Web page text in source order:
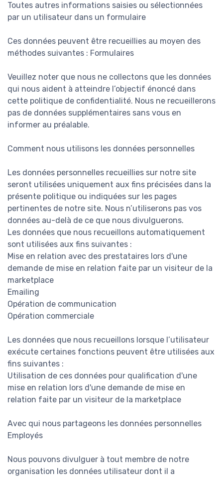
Toutes autres informations saisies ou sélectionnées
par un utilisateur dans un formulaire
Ces données peuvent être recueillies au moyen des
méthodes suivantes : Formulaires
Veuillez noter que nous ne collectons que les données
qui nous aident à atteindre l’objectif énoncé dans
cette politique de confidentialité. Nous ne recueillerons
pas de données supplémentaires sans vous en
informer au préalable.
Comment nous utilisons les données personnelles
Les données personnelles recueillies sur notre site
seront utilisées uniquement aux fins précisées dans la
présente politique ou indiquées sur les pages
pertinentes de notre site. Nous n’utiliserons pas vos
données au-delà de ce que nous divulguerons.
Les données que nous recueillons automatiquement
sont utilisées aux fins suivantes :
Mise en relation avec des prestataires lors d'une
demande de mise en relation faite par un visiteur de la
marketplace
Emailing
Opération de communication
Opération commerciale
Les données que nous recueillons lorsque l’utilisateur
exécute certaines fonctions peuvent être utilisées aux
fins suivantes :
Utilisation de ces données pour qualification d'une
mise en relation lors d'une demande de mise en
relation faite par un visiteur de la marketplace
Avec qui nous partageons les données personnelles
Employés
Nous pouvons divulguer à tout membre de notre
organisation les données utilisateur dont il a